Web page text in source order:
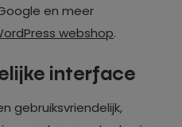
en meer
webshop.
interface
gebruiksvriendelijk,